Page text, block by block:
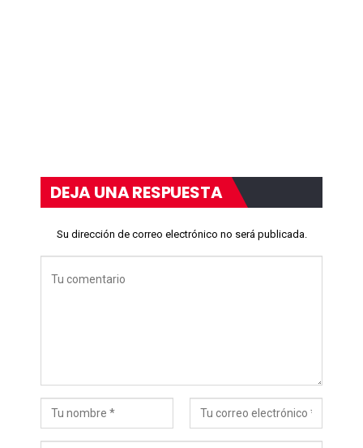
DEJA UNA RESPUESTA
Su dirección de correo electrónico no será publicada.